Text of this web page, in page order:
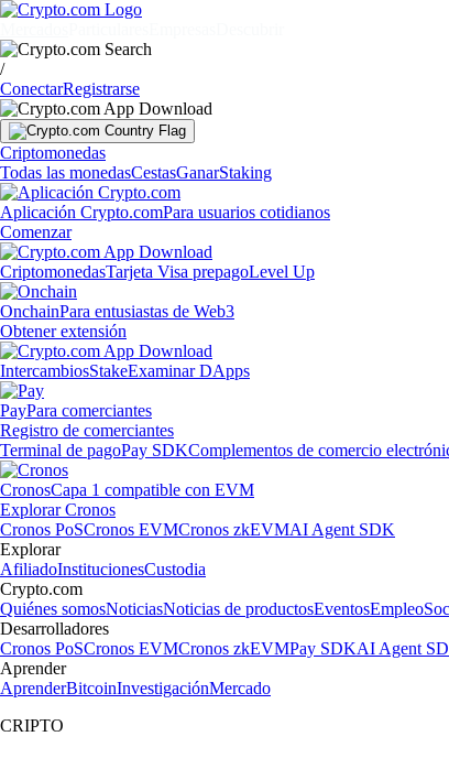
/
ConectarRegistrarse
Criptomonedas
Todas las monedasCestasGanarStaking
Aplicación Crypto.comPara usuarios cotidianos
Comenzar
CriptomonedasTarjeta Visa prepagoLevel Up
OnchainPara entusiastas de Web3
Obtener extensión
IntercambiosStakeExaminar DApps
PayPara comerciantes
Registro de comerciantes
Terminal de pagoPay SDKComplementos de comercio
CronosCapa 1 compatible con EVM
Explorar Cronos
Cronos PoSCronos EVMCronos zkEVMAI Agent SDK
Explorar
AfiliadoInstitucionesCustodia
Crypto.com
Quiénes somosNoticiasNoticias de productosEventosEmpleo
Desarrolladores
Cronos PoSCronos EVMCronos zkEVMPay SDKAI Agent
Aprender
AprenderBitcoinInvestigaciónMercado
CRIPTO